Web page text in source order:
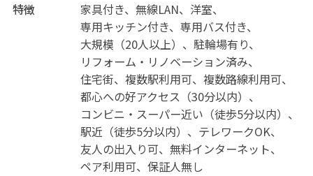
特徴
家具付き 無線LAN
洋室
専用キッチン付き
専用バス付き
大規模（20人以上）
駐輪場有り
リフォーム・リノベーション済み
住宅街
複数駅利用可
複数路線利用可
都心への好アクセス（30分以内）
コンビニ・スーパー近い（徒歩5分以内）
駅近（徒歩5分以内）
テレワークOK
友人の出入り可
無料インターネット
ペア利用可
保証人無し